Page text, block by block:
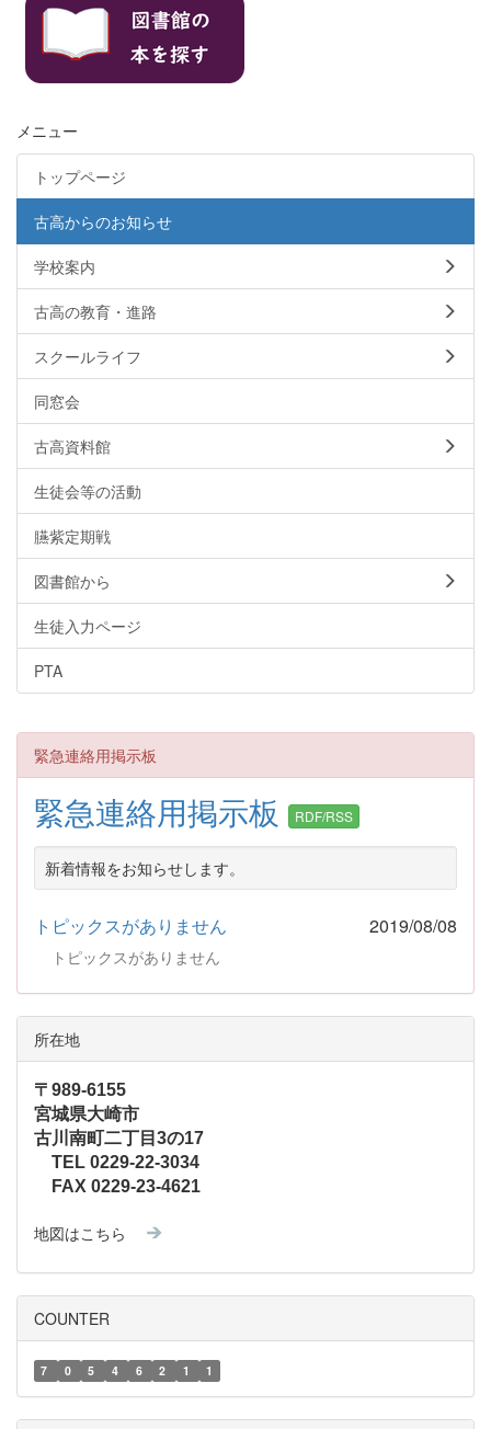
メニュー
トップページ
古高からのお知らせ
学校案内
古高の教育・進路
スクールライフ
同窓会
古高資料館
生徒会等の活動
臙紫定期戦
図書館から
生徒入力ページ
PTA
緊急連絡用掲示板
緊急連絡用掲示板 RDF/RSS
新着情報をお知らせします。
トピックスがありません 2019/08/08
トピックスがありません
所在地
〒989-6155
宮城県大崎市
古川南町二丁目3の17
TEL 0229-22-3034
FAX 0229-23-4621
地図はこちら
COUNTER
7 0 5 4 6 2 1 1